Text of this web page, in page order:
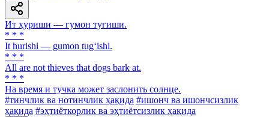
Ит ҳуриши — гумон туғиши.
* * *
It hurishi — gumon tug‘ishi.
* * *
All are not thieves that dogs bark at.
* * *
На время и тучка может заслонить солнце.
#тинчлик ва нотинчлик ҳақида #ишонч ва ишончсизлик
ҳақида #эҳтиёткорлик ва эҳтиётсизлик ҳақида